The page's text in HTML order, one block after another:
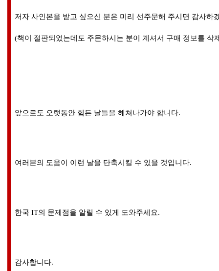
저자 사인본을 받고 싶으신 분은 미리 선주문해 주시면 감사하
(책이 절판되었는데도 주문하시는 분이 계셔서 구매 정보를 삭
앞으로도 오랫동안 힘든 날들을 헤쳐나가야 합니다.
여러분의 도움이 이런 날을 단축시킬 수 있을 것입니다.
한국 IT의 문제점을 알릴 수 있게 도와주세요.
감사합니다.